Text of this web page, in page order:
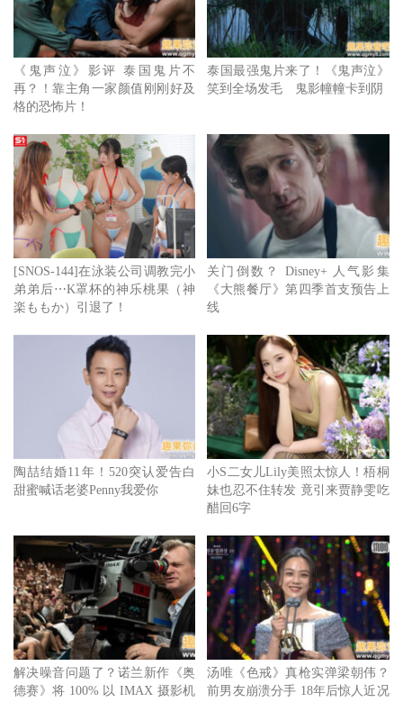
的妍恩。
导演塔伟华温泰睽违十年再度献上全新惧作，也亲自解谜其
实是用倒拍方法实现惊悚拔牙桥段，十分考验饰演鬼妹妹的
拉塔娃蒂婉通（Mim）演技：我们做了假手，先把手放进嘴
里，然后把手收回来，演员也必须跟着反着演，谢谢Mim如
此惊人演出。
电影《鬼声泣》以泰国第一部IMAX电影之姿，挑战泰式恐
惧新巔峰！除了全泰热卖，创下疫情后最高开票纪录，
IMAX观影人数超过《奥本海默》等多部好莱坞电影，接下
来预计全球20多国轮番献映，目前已吓进各国票房冠军榜
单，荣登柬埔寨、缅甸泰国电影年度票房冠军，更拿下新加
坡首周末票房最高纪录。《鬼声泣》乡里养小鬼的婆婆老
翠，将妍恩牙齿吞肚进行邪教仪。
《鬼声泣》乡里养小鬼的婆婆老翠，将妍恩牙齿吞肚进行邪
教仪。
《鬼声泣》影评 泰国鬼片不
再？！靠主角一家颜值刚刚好及
格的恐怖片！
泰国最强鬼片来了！《鬼声泣》
笑到全场发毛 鬼影幢幢卡到阴
[SNOS-144]在泳装公司调教完小
弟弟后⋯K罩杯的神乐桃果（神
楽ももか）引退了！
关门倒数？ Disney+ 人气影集
《大熊餐厅》第四季首支预告上
线
陶喆结婚11年！520突认爱告白
甜蜜喊话老婆Penny我爱你
小S二女儿Lily美照太惊人！梧桐
妹也忍不住转发 竟引来贾静雯吃
醋回6字
解决噪音问题了？诺兰新作《奥
德赛》将 100% 以 IMAX 摄影机
汤唯《色戒》真枪实弹梁朝伟？
前男友崩溃分手 18年后惊人近况